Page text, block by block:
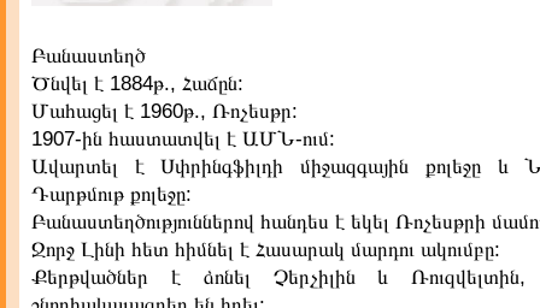
Բանաստեղծ
Ծնվել է 1884թ., Հաճըն:
Մահացել է 1960թ., Ռոչեսթր:
1907-ին հաստատվել է ԱՄՆ-ում:
Ավարտել է Սփրինգֆիլդի միջազգային քոլեջը և
Դարթմութ քոլեջը:
Բանաստեղծություններով հանդես է եկել Ռոչեսթրի
Ջորջ Լինի հետ հիմնել է Հասարակ մարդու ակումբը:
Քերթվածներ է ձոնել Չերչիլին և